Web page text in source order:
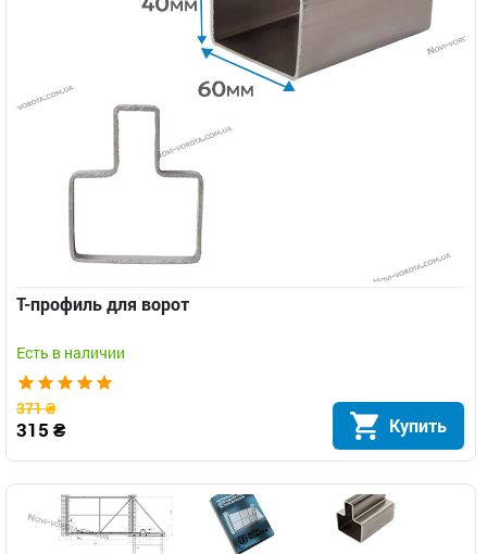
Т-профиль для ворот
Есть в наличии
371 ₴
315 ₴ Купить